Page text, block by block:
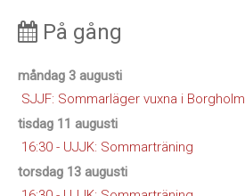
På gång
måndag 3 augusti
SJJF: Sommarläger vuxna i Borgholm
tisdag 11 augusti
16:30 - UJJK: Sommarträning
torsdag 13 augusti